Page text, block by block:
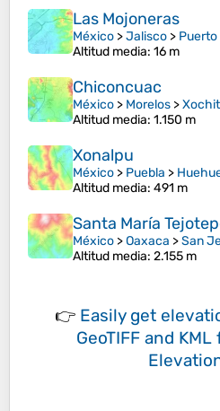
Las Mojoneras
México >Jalisco > Puerto
Altitud media: 16 m
Chiconcuac
México > Morelos >
Altitud media: 1.150 m
Xonalpu
México > Puebla >
Altitud media: 491 m
Santa María
México >Oaxaca >San
Altitud media: 2.155 m
👉 Easily get
GeoTIFF and